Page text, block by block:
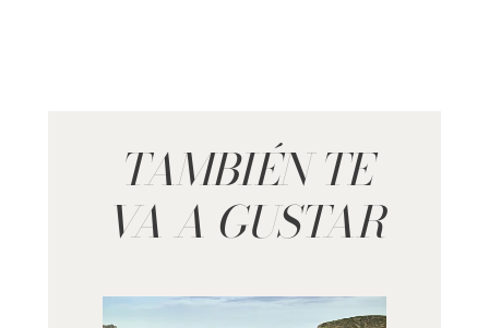
TAMBIÉN TE
VA A GUSTAR